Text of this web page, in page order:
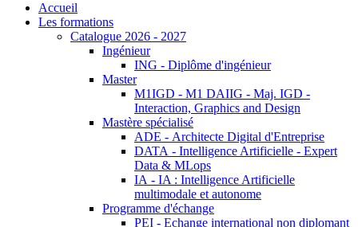
Accueil
Les formations
Catalogue 2026 - 2027
Ingénieur
ING - Diplôme d'ingénieur
Master
M1IGD - M1 DAIIG - Maj. IGD -
Interaction, Graphics and Design
Mastère spécialisé
ADE - Architecte Digital d'Entreprise
DATA - Intelligence Artificielle - Expert
Data & MLops
IA - IA : Intelligence Artificielle
multimodale et autonome
Programme d'échange
PEI - Echange international non diplomant